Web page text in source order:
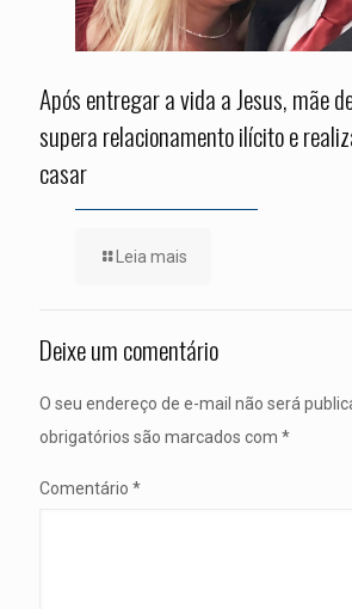
Após entregar a vida a Jesus, mãe
supera relacionamento ilícito e
casar
Leia mais
Deixe um comentário
O seu endereço de e-mail não será
obrigatórios são marcados com *
Comentário *